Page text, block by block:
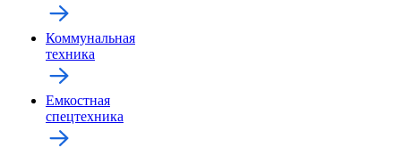
Коммунальная
техника
Емкостная
спецтехника